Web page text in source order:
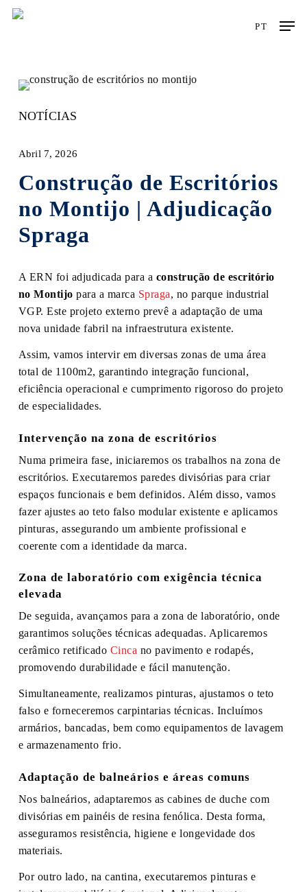
Skip
PT
NOTÍCIAS
Abril 7, 2026
Construção de Escritórios
no Montijo | Adjudicação
Spraga
A ERN foi adjudicada para a construção de escritório
no Montijo para a marca Spraga, no parque industrial
VGP. Este projeto externo prevê a adaptação de uma
nova unidade fabril na infraestrutura existente.
Assim, vamos intervir em diversas zonas de uma área
total de 1100m2, garantindo integração funcional,
eficiência operacional e cumprimento rigoroso do projeto
de especialidades.
Intervenção na zona de escritórios
Numa primeira fase, iniciaremos os trabalhos na zona de
escritórios. Executaremos paredes divisórias para criar
espaços funcionais e bem definidos. Além disso, vamos
fazer ajustes ao teto falso modular existente e aplicamos
pinturas, assegurando um ambiente profissional e
coerente com a identidade da marca.
Zona de laboratório com exigência técnica
elevada
De seguida, avançamos para a zona de laboratório, onde
garantimos soluções técnicas adequadas. Aplicaremos
cerâmico retificado Cinca no pavimento e rodapés,
promovendo durabilidade e fácil manutenção.
Simultaneamente, realizamos pinturas, ajustamos o teto
falso e forneceremos carpintarias técnicas. Incluímos
armários, bancadas, bem como equipamentos de lavagem
e armazenamento frio.
Adaptação de balneários e áreas comuns
Nos balneários, adaptaremos as cabines de duche com
divisórias em painéis de resina fenólica. Desta forma,
asseguramos resistência, higiene e longevidade dos
materiais.
Por outro lado, na cantina, executaremos pinturas e